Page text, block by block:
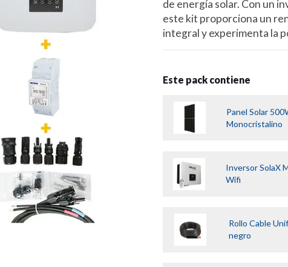
de energía solar. Con un
este kit proporciona un
integral y experimenta la
Este pack contiene
Panel Solar
Monocristalino
Inversor SolaX
Wifi
Rollo Cable
negro